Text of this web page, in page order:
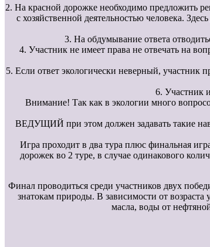
2. На красной дорожке необходимо предложить
с хозяйственной деятельностью человека.
3. На обдумывание ответа
4. Участник не имеет права не отвечать на
5. Если ответ экологически неверный, участник
6. Участник
Внимание! Так как в экологии много
ВЕДУЩИЙ при этом должен задавать такие
Игра проходит в два тура плюс финальная
дорожек во 2 туре, в случае одинакового
Финал проводиться среди участников двух
знатокам природы. В зависимости от
масла, воды от